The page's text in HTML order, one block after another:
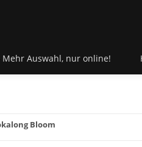
Auswahl, nur online!
Bloom